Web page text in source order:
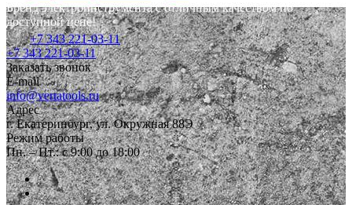
Бренд электроинструмента с отличным качеством по
доступной цене!
+7 343 221-03-11
+7 343 221-03-11
Заказать звонок
E-mail
info@vertatools.ru
Адрес
г. Екатеринбург, ул. Окружная 88Э
Режим работы
Пн. – Пт.: с 9:00 до 18:00